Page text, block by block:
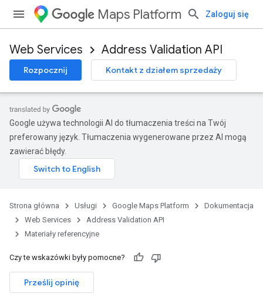
Maps Platform Zaloguj się
Web Services Address Validation API
Rozpocznij Kontakt z działem sprzedaży
Google używa technologii AI do tłumaczenia treści na Twój
preferowany język. Tłumaczenia wygenerowane przez AI mogą
zawierać błędy.
Strona główna Usługi Google Maps Platform
Dokumentacja
Web Services
Address Validation API
Materiały referencyjne
Czy te wskazówki były pomocne?
Prześlij opinię